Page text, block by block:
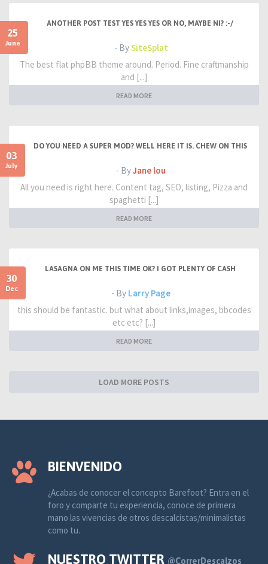
25
June
ANOTHER POST TEST YES YES YES OR NO, MAYBE NI? :-/
- BySiteSplat
The best flat phpBB theme around. Period. Fine craftmanship
and [...]
READ MORE
03
July
DO YOU NEED A SUPER MOD? WELL HERE IT IS. CHEW ON THIS
- ByJane lou
All you need is right here. Content tag, SEO, listing, Pizza and
spaghetti [...]
READ MORE
30
Dec
LASAGNA ON ME THIS TIME OK? I GOT PLENTY OF CASH
- By Larry Page
this should be fantastic. but what about links,images, bbcodes
etc etc? [...]
READ MORE
LOAD MORE POSTS
BIENVENIDO
¿Acabas de conocer el concepto Barefoot? Entra en el
foro y comparte tu experiencia, conoce de primera
mano las vivencias de otros descalcistas/minimalistas
como tu.
NUESTRO TWITTER @CorrerDescalzos